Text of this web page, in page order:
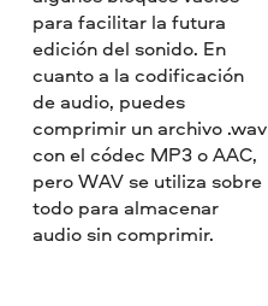
para facilitar la futura
edición del sonido. En
cuanto a la codificación
de audio, puedes
comprimir un archivo .wav
con el códec MP3 o AAC,
pero WAV se utiliza sobre
todo para almacenar
audio sin comprimir.